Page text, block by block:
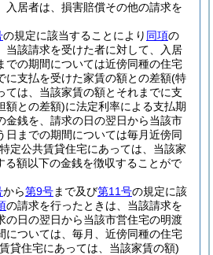
入居者は、損害賠償その他の請求を
の規定に該当することにより 同項の
当該請求を受けた者に対して、入居
での期間については近傍同種の住宅
に支払を受けた家賃の額との差額(特
ては、当該家賃の額とそれまでに支
額との差額)に法定利率による支払期
金銭を、請求の日の翌日から当該市
日までの期間については毎月近傍同
定公共賃貸住宅にあっては、当該家
る額以下の金銭を徴収することがで
から第9号まで及び第11号の規定に該
の請求を行ったときは、当該請求を
の日の翌日から当該市営住宅の明渡
については、毎月、近傍同種の住宅
貸住宅にあっては、当該家賃の額)